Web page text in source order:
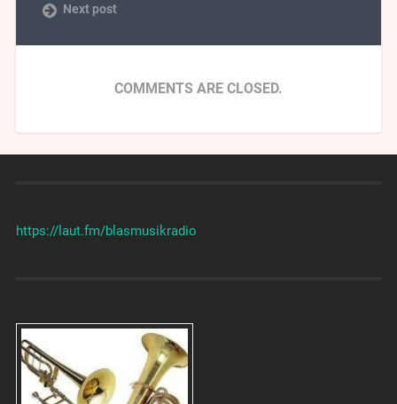
Next post
COMMENTS ARE CLOSED.
https://laut.fm/blasmusikradio